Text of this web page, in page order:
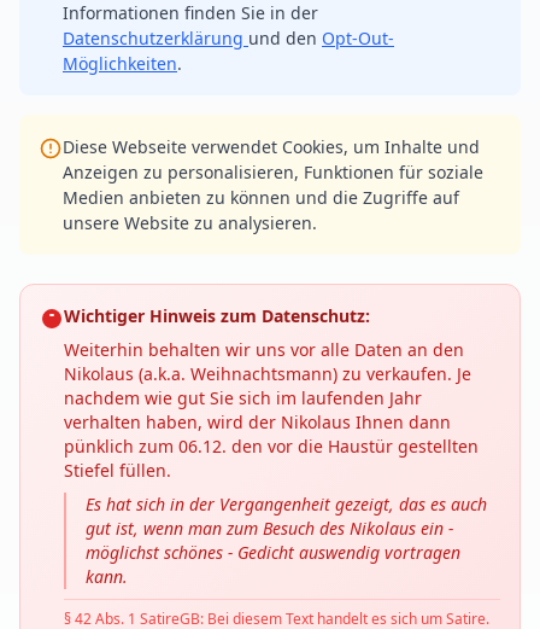
Informationen finden Sie in der
Datenschutzerklärung und den Opt-Out-
Möglichkeiten.
Diese Webseite verwendet Cookies, um Inhalte und
Anzeigen zu personalisieren, Funktionen für soziale
Medien anbieten zu können und die Zugriffe auf
unsere Website zu analysieren.
Wichtiger Hinweis zum Datenschutz:
Weiterhin behalten wir uns vor alle Daten an den
Nikolaus (a.k.a. Weihnachtsmann) zu verkaufen. Je
nachdem wie gut Sie sich im laufenden Jahr
verhalten haben, wird der Nikolaus Ihnen dann
pünklich zum 06.12. den vor die Haustür gestellten
Stiefel füllen.
Es hat sich in der Vergangenheit gezeigt, das es auch
gut ist, wenn man zum Besuch des Nikolaus ein -
möglichst schönes - Gedicht auswendig vortragen
kann.
§ 42 Abs. 1 SatireGB: Bei diesem Text handelt es sich um Satire.